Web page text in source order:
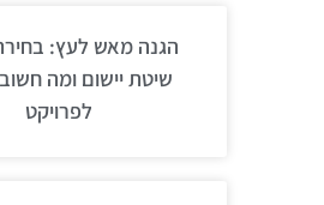
הגנה מאש לעץ:
שיטת יישום ומה
לפרויקט